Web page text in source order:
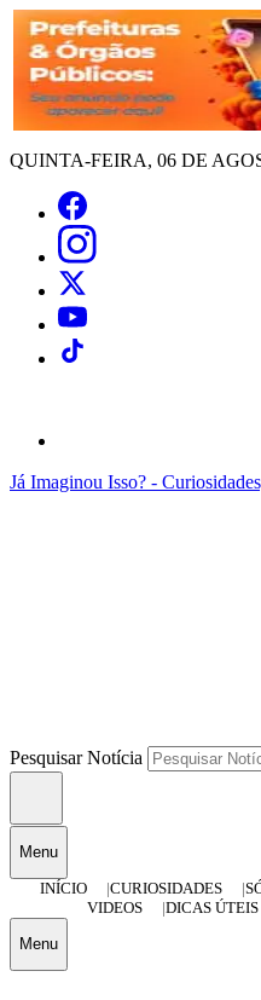
QUINTA-FEIRA, 06 DE
Já Imaginou Isso? -
Pesquisar Notícia
Menu
INÍCIO
CURIOSIDADES
VIDEOS
DICAS ÚTEIS
Menu